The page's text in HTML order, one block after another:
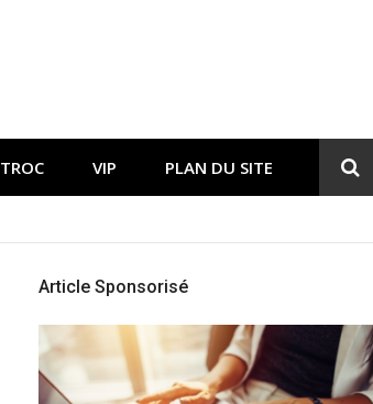
TROC VIP PLAN DU SITE
Article Sponsorisé